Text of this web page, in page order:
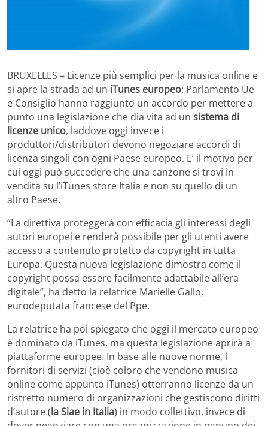
BRUXELLES – Licenze più semplici per la musica online e
si apre la strada ad un iTunes europeo: Parlamento Ue
e Consiglio hanno raggiunto un accordo per mettere a
punto una legislazione che dia vita ad un sistema di
licenze unico, laddove oggi invece i
produttori/distributori devono negoziare accordi di
licenza singoli con ogni Paese europeo. E’ il motivo per
cui oggi può succedere che una canzone si trovi in
vendita su l’iTunes store Italia e non su quello di un
altro Paese.
“La direttiva proteggerà con efficacia gli interessi degli
autori europei e renderà possibile per gli utenti avere
accesso a contenuto protetto da copyright in tutta
Europa. Questa nuova legislazione dimostra come il
copyright possa essere facilmente adattabile all’era
digitale”, ha detto la relatrice Marielle Gallo,
eurodeputata francese del Ppe.
La relatrice ha poi spiegato che oggi il mercato europeo
è dominato da iTunes, ma questa legislazione aprirà a
piattaforme europee. In base alle nuove norme, i
fornitori di servizi (cioè coloro che vendono musica
online come appunto iTunes) otterranno licenze da un
ristretto numero di organizzazioni che gestiscono diritti
d’autore (la Siae in Italia) in modo collettivo, invece di